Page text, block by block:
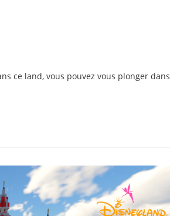
ce land, vous pouvez vous plonger dans